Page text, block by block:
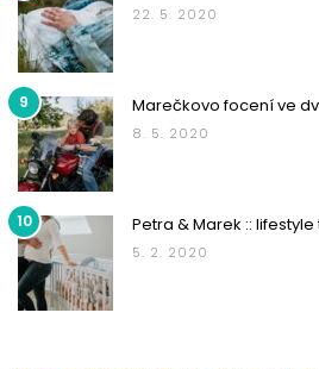
22. 5. 2020
9 Marečkovo focení ve
8. 5. 2020
10 Petra & Marek ::
5. 2. 2020